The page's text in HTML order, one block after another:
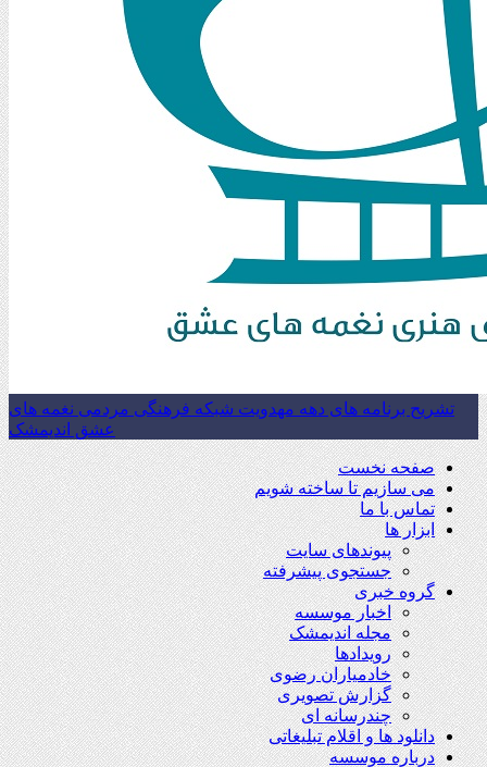
تشریح برنامه های دهه مهدویت شبکه فرهنگی مردمی نغمه های
عشق اندیمشک
صفحه نخست
می سازیم تا ساخته شویم
تماس با ما
ابزار ها
پیوندهای سایت
جستجوی پیشرفته
گروه خبری
اخبار موسسه
مجله اندیمشک
رویدادها
خادمیاران رضوی
گزارش تصویری
چندرسانه ای
دانلود ها و اقلام تبلیغاتی
درباره موسسه